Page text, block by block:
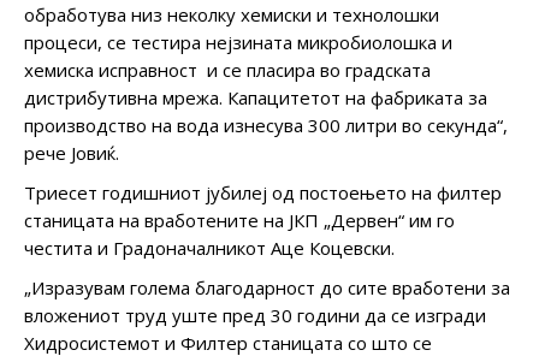
обработува низ неколку хемиски и технолошки
процеси, се тестира нејзината микробиолошка и
хемиска исправност и се пласира во градската
дистрибутивна мрежа. Капацитетот на фабриката за
производство на вода изнесува 300 литри во секунда“,
рече Јовиќ.
Триесет годишниот јубилеј од постоењето на филтер
станицата на вработените на ЈКП „Дервен“ им го
честита и Градоначалникот Аце Коцевски.
„Изразувам голема благодарност до сите вработени за
вложениот труд уште пред 30 години да се изгради
Хидросистемот и Филтер станицата со што се